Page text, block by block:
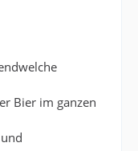
Bier im ganzen